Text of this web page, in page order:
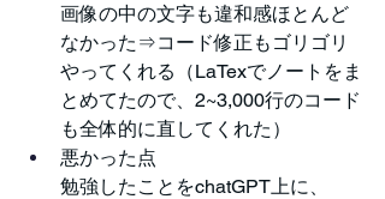
画像の中の文字も違和感ほとんど
なかった⇒コード修正もゴリゴリ
やってくれる（LaTexでノートをま
とめてたので、2~3,000行のコード
も全体的に直してくれた）
悪かった点
勉強したことをchatGPT上に、